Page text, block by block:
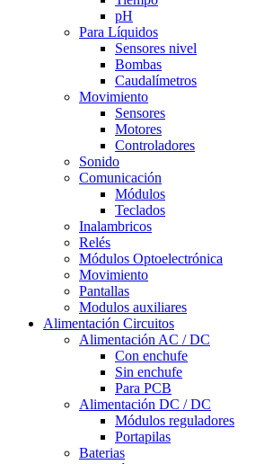
pH
Para Líquidos
Sensores nivel
Bombas
Caudalímetros
Movimiento
Sensores
Motores
Controladores
Sonido
Comunicación
Módulos
Teclados
Inalambricos
Relés
Módulos Optoelectrónica
Movimiento
Pantallas
Modulos auxiliares
Alimentación Circuitos
Alimentación AC / DC
Con enchufe
Sin enchufe
Para PCB
Alimentación DC / DC
Módulos reguladores
Portapilas
Baterias